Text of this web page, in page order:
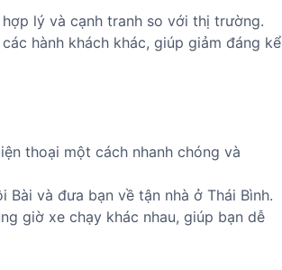
lý và cạnh tranh so với thị trường.
hành khách khác, giúp giảm đáng kể
thoại một cách nhanh chóng và
và đưa bạn về tận nhà ở Thái Bình.
giờ xe chạy khác nhau, giúp bạn dễ